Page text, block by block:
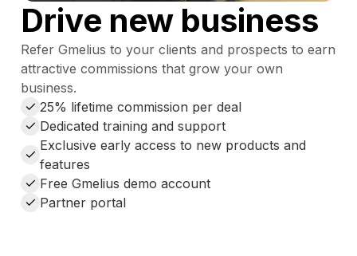
Drive new business
Refer Gmelius to your clients and prospects to earn
attractive commissions that grow your own
business.
25% lifetime commission per deal
Dedicated training and support
Exclusive early access to new products and
features
Free Gmelius demo account
Partner portal